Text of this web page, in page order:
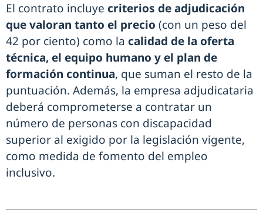
El contrato incluye criterios de adjudicación
que valoran tanto el precio (con un peso del
42 por ciento) como la calidad de la oferta
técnica, el equipo humano y el plan de
formación continua, que suman el resto de la
puntuación. Además, la empresa adjudicataria
deberá comprometerse a contratar un
número de personas con discapacidad
superior al exigido por la legislación vigente,
como medida de fomento del empleo
inclusivo.